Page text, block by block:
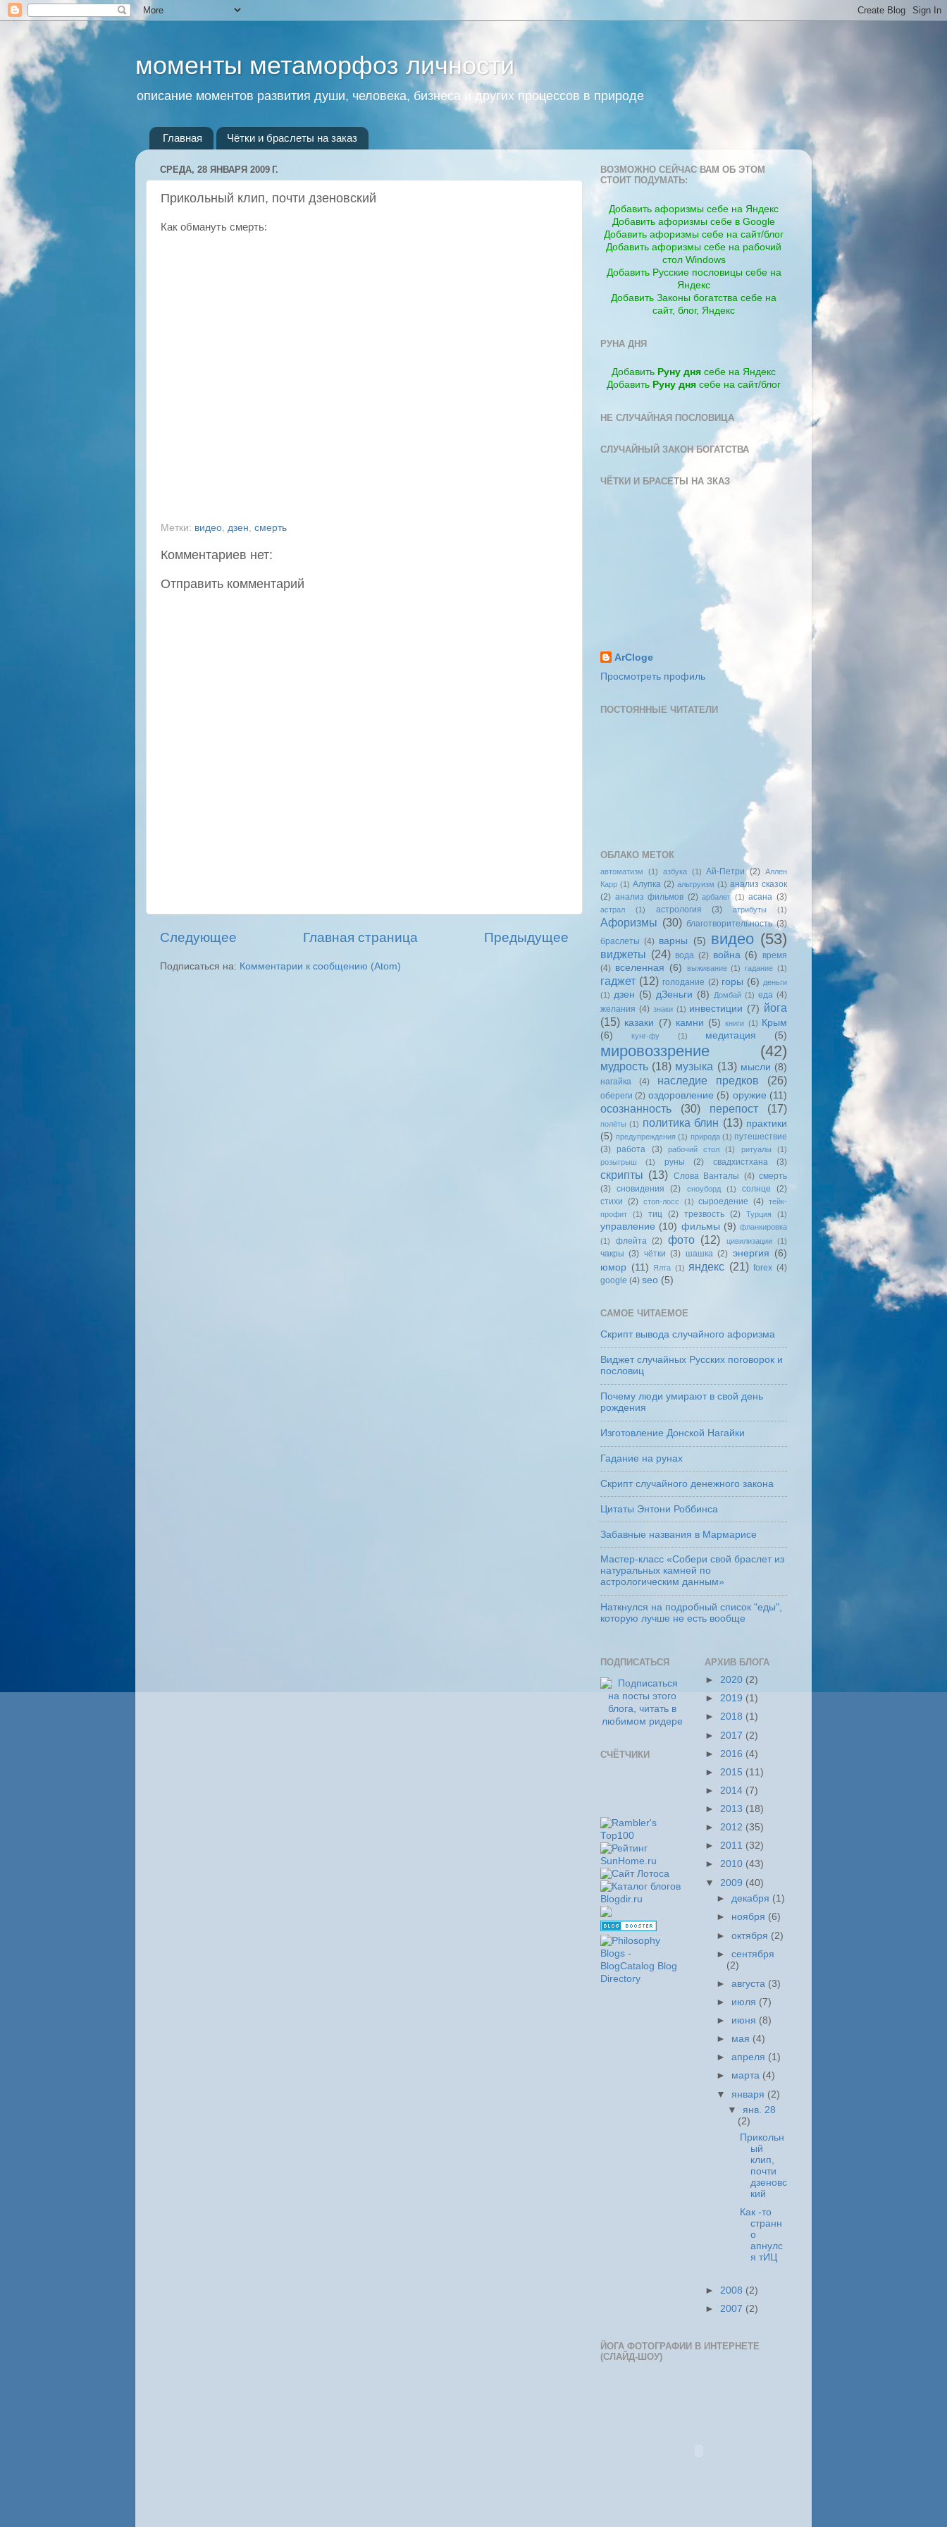
моменты метаморфоз личности
описание моментов развития души, человека, бизнеса и других процессов в природе
Главная Чётки и браслеты на заказ
СРЕДА, 28 ЯНВАРЯ 2009 Г.
Прикольный клип, почти дзеновский
Как обмануть смерть:
Метки: видео дзен смерть
Комментариев нет:
Отправить комментарий
Следующее Предыдущее
Главная страница
Подписаться на: Комментарии к сообщению (Atom)
ВОЗМОЖНО СЕЙЧАС ВАМ ОБ ЭТОМ
СТОИТ ПОДУМАТЬ:
Добавить афоризмы себе на Яндекс
Добавить афоризмы себе в Google
Добавить афоризмы себе на сайт/блог
Добавить афоризмы себе на рабочий
стол Windows
Добавить Русские пословицы себе на
Яндекс
Добавить Законы богатства себе на
сайт, блог, Яндекс
РУНА ДНЯ
Добавить Руну дня себе на Яндекс
Добавить Руну дня себе на сайт/блог
НЕ СЛУЧАЙНАЯ ПОСЛОВИЦА
СЛУЧАЙНЫЙ ЗАКОН БОГАТСТВА
ЧЁТКИ И БРАСЕТЫ НА ЗКАЗ
ArCloge
Просмотреть профиль
ПОСТОЯННЫЕ ЧИТАТЕЛИ
ОБЛАКО МЕТОК
автоматизм (1) азбука (1) Ай-Петри (2) Аллен
Карр (1) Алупка (2) альтруизм (1) анализ сказок
(2) анализ фильмов (2) арбалет (1) асана (3)
астрал (1) астрология (3) атрибуты (1)
Афоризмы (30) благотворительность (3)
браслеты (4) варны (5) видео (53)
виджеты (24) вода (2) война (6)
время
(4) вселенная (6) выживание (1) гадание (1)
гаджет (12) голодание (2) горы (6) деньги
(1) дзен (5) дЗеньги (8) Домбай (1) еда (4)
желания (4) знаки (1) инвестиции (7) йога
(15) казаки (7) камни (5) книги (1) Крым
(6)
кунг-фу (1) медитация (5)
мировоззрение (42)
мудрость (18) музыка (13) мысли (8)
нагайка (4) наследие предков (26)
обереги (2) оздоровление (5) оружие (11)
осознанность (30) перепост (17)
полёты (1) политика блин (13) практики
(5) предупреждения (1) природа (1) путешествие
(3) работа (3) рабочий стол (1) ритуалы
(1)
розыгрыш
(1) руны (2) свадхистхана (3)
скрипты (13) Слова Ванталы (4) смерть
(3) сновидения (2) сноуборд (1) солнце
(2)
стихи (2) стоп-лосс (1) сыроедение (4) тейк-
профит
(1) тиц (2) трезвость (2) Турция (1)
управление (10) фильмы (9) фланкировка
(1)
флейта (2) фото (12) цивилизации (1)
чакры (3) чётки (3) шашка (2) энергия (6)
юмор (11) Ялта (1) яндекс (21) forex (4)
google (4) seo (5)
САМОЕ ЧИТАЕМОЕ
Скрипт вывода случайного афоризма
Виджет случайных Русских поговорок и
пословиц
Почему люди умирают в свой день
рождения
Изготовление Донской Нагайки
Гадание на рунах
Скрипт случайного денежного закона
Цитаты Энтони Роббинса
Забавные названия в Мармарисе
Мастер-класс «Собери свой браслет из
натуральных камней по
астрологическим данным»
Наткнулся на подробный список "еды",
которую лучше не есть вообще
ПОДПИСАТЬСЯ
СЧЁТЧИКИ
АРХИВ БЛОГА
► 2020 (2)
► 2019 (1)
► 2018 (1)
► 2017 (2)
► 2016 (4)
► 2015 (11)
► 2014 (7)
► 2013 (18)
► 2012 (35)
► 2011 (32)
► 2010 (43)
▼ 2009 (40)
►декабря (1)
► ноября (6)
►октября (2)
►сентября
(2)
►августа (3)
► июля (7)
► июня (8)
► мая (4)
►апреля (1)
► марта (4)
▼ января (2)
▼янв. 28
(2)
Прикольн
ый
клип,
почти
дзеновс
кий
Как -то
странн
о
апнулс
я тИЦ
► 2008 (2)
► 2007 (2)
ЙОГА ФОТОГРАФИИ В ИНТЕРНЕТЕ
(СЛАЙД-ШОУ)